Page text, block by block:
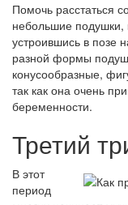
Помочь расстаться
небольшие подушки,
устроившись в позе
разной формы
конусообразные,
так как она очень
беременности.
Третий
В этот
период